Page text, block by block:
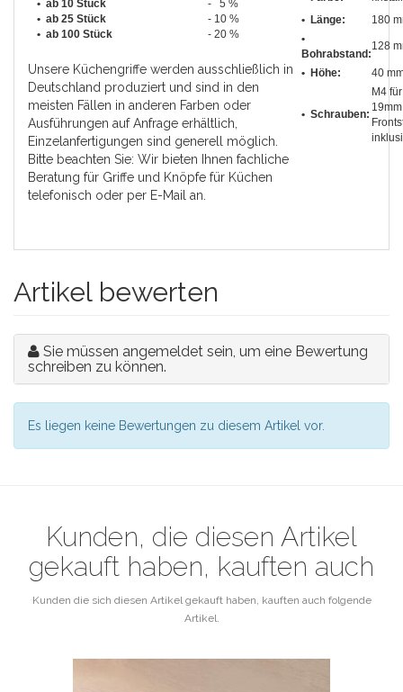
• ab 10 Stück
- 5 %
• ab 25 Stück
- 10 %
• ab 100 Stück - 20 %
Unsere Küchengriffe werden ausschließlich in
Deutschland produziert und sind in den
meisten Fällen in anderen Farben oder
Ausführungen auf Anfrage erhältlich,
Einzelanfertigungen sind generell möglich.
Bitte beachten Sie: Wir bieten Ihnen fachliche
Beratung für Griffe und Knöpfe für Küchen
telefonisch oder per E-Mail an.
• Länge:
180
•
Bohrabstand :
128
• Höhe: 40
• Schrauben:
M4 für
19mm
Artikel bewerten
Sie müssen angemeldet sein, um eine Bewertung
schreiben zu können.
Es liegen keine Bewertungen zu diesem Artikel vor.
Kunden, die diesen Artikel
gekauft haben, kauften auch
Kunden die sich diesen Artikel gekauft haben, kauften auch folgende
Artikel.